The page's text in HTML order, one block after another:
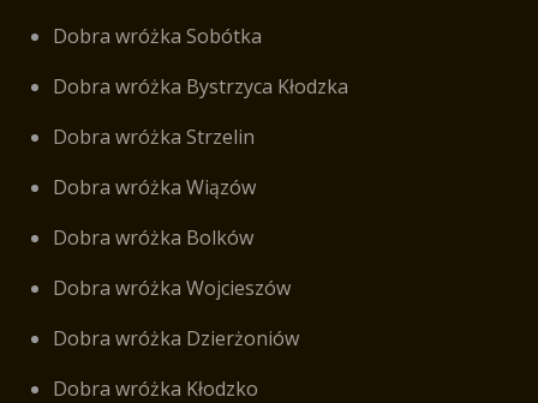
Dobra wróżka Sobótka
Dobra wróżka Bystrzyca Kłodzka
Dobra wróżka Strzelin
Dobra wróżka Wiązów
Dobra wróżka Bolków
Dobra wróżka Wojcieszów
Dobra wróżka Dzierżoniów
Dobra wróżka Kłodzko